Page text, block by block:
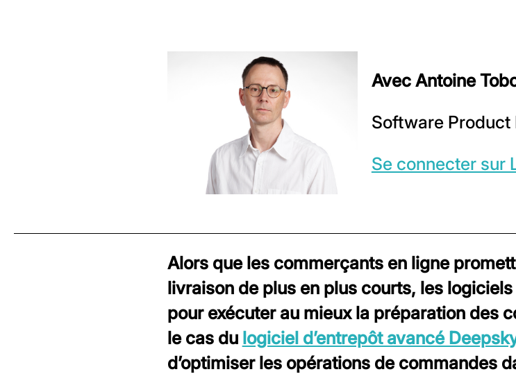
Avec Antoine
Software Product
Se connecter sur
Alors que les commerçants en ligne
livraison de plus en plus courts, les
pour exécuter au mieux la préparation des
le cas du logiciel d’entrepôt avancé
d’optimiser les opérations de commandes